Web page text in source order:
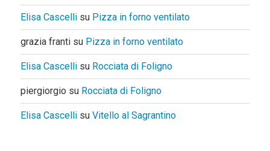
Elisa Cascellisu Pizza in forno ventilato
grazia frantisu Pizza in forno ventilato
Elisa Cascellisu Rocciata di Foligno
piergiorgio su Rocciata di Foligno
Elisa Cascellisu Vitello al Sagrantino